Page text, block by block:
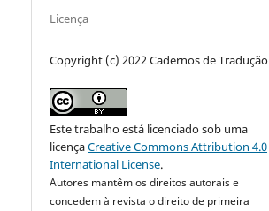
Licença
Copyright (c) 2022 Cadernos de Tradução
Este trabalho está licenciado sob uma
licençaCreative Commons Attribution 4.0
International License.
Autores mantêm os direitos autorais e
concedem à revista o direito de primeira